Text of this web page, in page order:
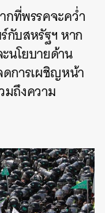
กที่พรรคจะคว่ำ
กับสหรัฐฯ หาก
นโยบายด้าน
ดการเผชิญหน้า
มถึงความ